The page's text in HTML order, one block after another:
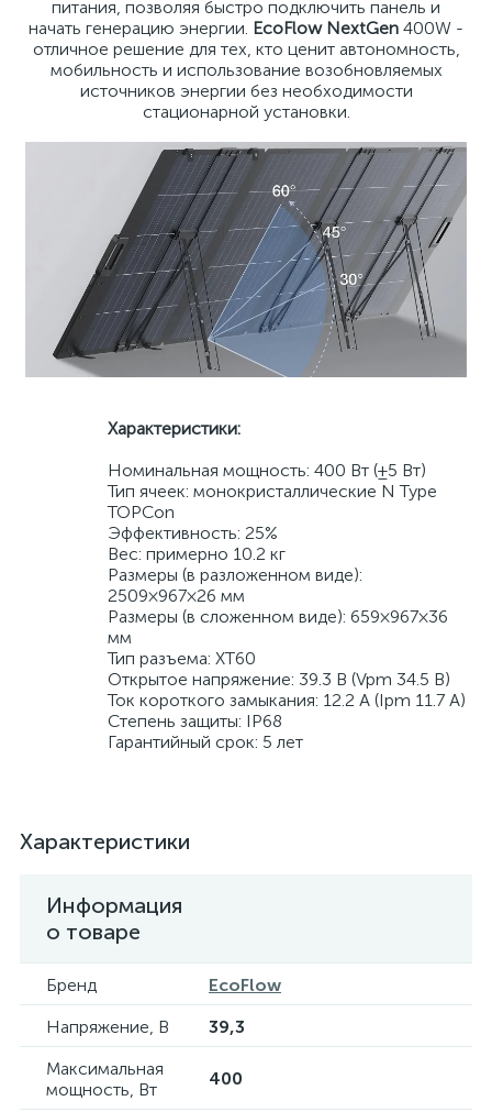
питания, позволяя быстро подключить панель и
начать генерацию энергии. EcoFlow NextGen 400W -
отличное решение для тех, кто ценит автономность,
мобильность и использование возобновляемых
источников энергии без необходимости
стационарной установки.
Характеристики:
Номинальная мощность: 400 Вт (±5 Вт)
Тип ячеек: монокристаллические N Type
TOPCon
Эффективность: 25%
Вес: примерно 10.2 кг
Размеры (в разложенном виде):
2509×967×26 мм
Размеры (в сложенном виде): 659×967×36
мм
Тип разъема: XT60
Открытое напряжение: 39.3 В (Vpm 34.5 В)
Ток короткого замыкания: 12.2 А (Ipm 11.7 А)
Степень защиты: IP68
Гарантийный срок: 5 лет
Характеристики
Информация
о товаре
Бренд
EcoFlow
Напряжение, В
39,3
Максимальная
мощность, Вт
400